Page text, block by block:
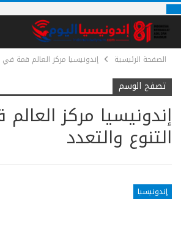
الصفحة الرئيسية إندونيسيا مركز العالم قمة في
تصفح الوسم
إندونيسيا مركز
التنوع والتعدد
إندونيسيا